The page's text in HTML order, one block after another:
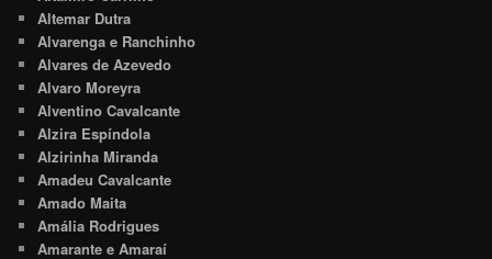
Altemar Dutra
Alvarenga e Ranchinho
Alvares de Azevedo
Alvaro Moreyra
Alventino Cavalcante
Alzira Espíndola
Alzirinha Miranda
Amadeu Cavalcante
Amado Maita
Amália Rodrigues
Amarante e Amaraí